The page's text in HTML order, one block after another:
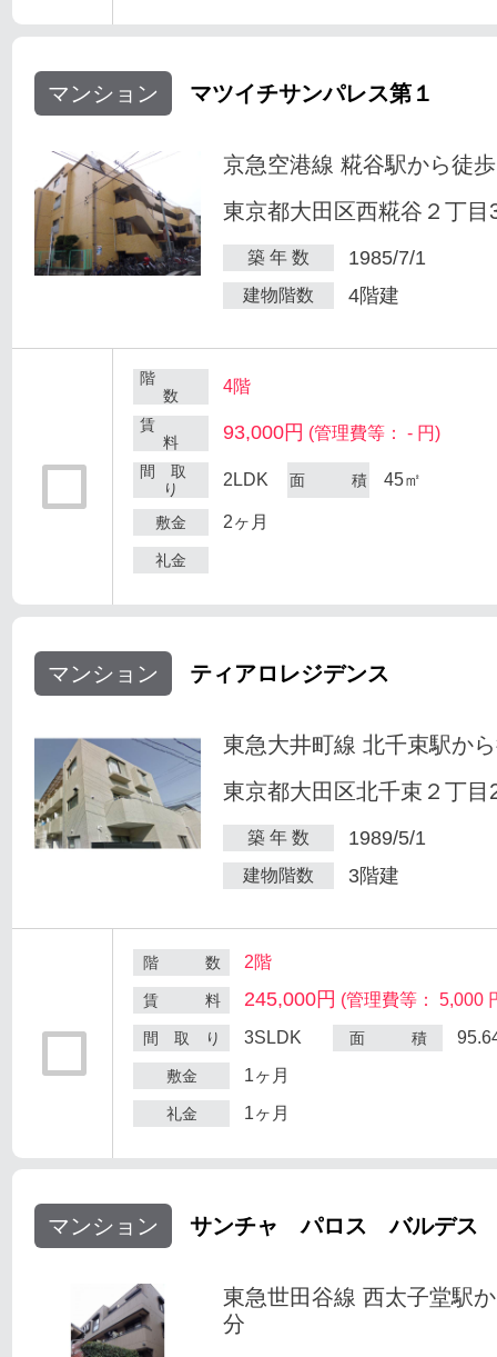
マンション マツイチサンパレス第１
京急空港線 糀谷駅から徒
東京都大田区西糀谷２丁目
築 年 数 1985/7/1
建物階数 4階建
階
数
4階
賃
料
93,000円 (管理費等： - 円)
間 取
り
2LDK 面 積 45㎡
敷金 2ヶ月
礼金
マンション ティアロレジデンス
東急大井町線 北千束駅か
東京都大田区北千束２丁目
築 年 数 1989/5/1
建物階数 3階建
階 数 2階
賃 料 245,000円 (管理費等： 5,000
間 取 り 3SLDK 面 積
敷金 1ヶ月
礼金 1ヶ月
マンション サンチャ パロス バルデス
東急世田谷線 西太子堂駅
分